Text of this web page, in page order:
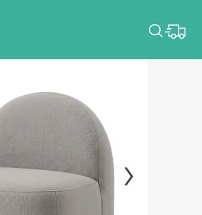
dates de votre
événement.
Choisir mes dates